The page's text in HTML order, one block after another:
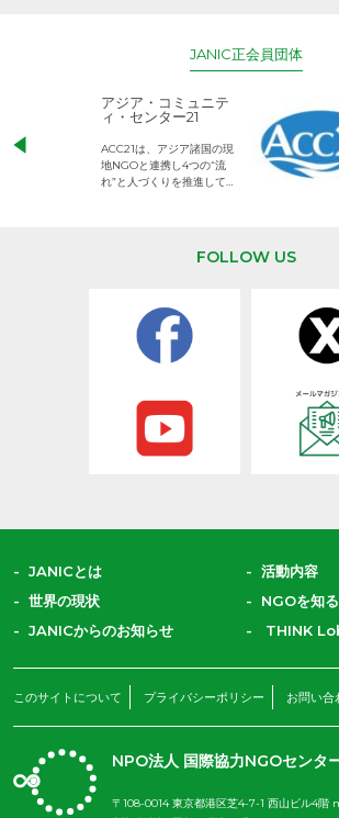
JANIC正会員団体
アジア・コミュニテ
ィ・センター21
ACC21は、アジア諸国の現
地NGOと連携し4つの“流
れ”と人づくりを推進してい
FOLLOW US
JANICとは
活動内容
世界の現状
NGOを知る
JANICからのお知らせ
THINK
このサイトについて プライバシーポリシー お問い合
NPO法人 国際協力NGOセンタ
〒108-0014 東京都港区芝4-7-1 西山ビル4階